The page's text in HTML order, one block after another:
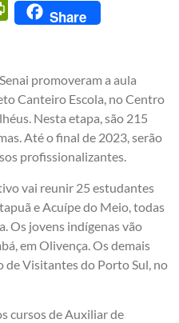
PrintFriendly
Share
promoveram a aula
Canteiro Escola, no Centro
Nesta etapa, são 215
Até o final de 2023, serão
profissionalizantes.
vai reunir 25 estudantes
e Acuípe do Meio, todas
Os jovens indígenas vão
em Olivença. Os demais
de Visitantes do Porto Sul, no
cursos de Auxiliar de